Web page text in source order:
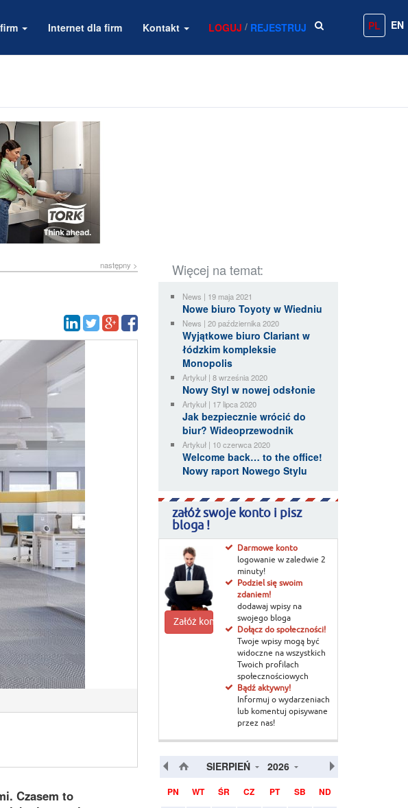
Internet dla firm Kontakt LOGUJ / REJESTRUJ PL EN
następny >
Czasem to
Więcej na temat:
News | 19 maja 2021
Nowe biuro Toyoty w Wiedniu
News | 20 października 2020
Wyjątkowe biuro Clariant w
łódzkim kompleksie
Monopolis
Artykuł | 8 września 2020
Nowy Styl w nowej odsłonie
Artykuł | 17 lipca 2020
Jak bezpiecznie wrócić do
biur? Wideoprzewodnik
Artykuł | 10 czerwca 2020
Welcome back… to the office!
Nowy raport Nowego Stylu
załóż swoje konto i pisz
bloga !
Załóż konto
Darmowe konto
logowanie w zaledwie 2
minuty!
Podziel się swoim
zdaniem!
dodawaj wpisy na
swojego bloga
Dołącz do społeczności!
Twoje wpisy mogą być
widoczne na wszystkich
Twoich profilach
społecznościowych
Bądź aktywny!
Informuj o wydarzeniach
lub komentuj opisywane
przez nas!
SIERPIEŃ 2026
PN WT ŚR CZ PT SB ND